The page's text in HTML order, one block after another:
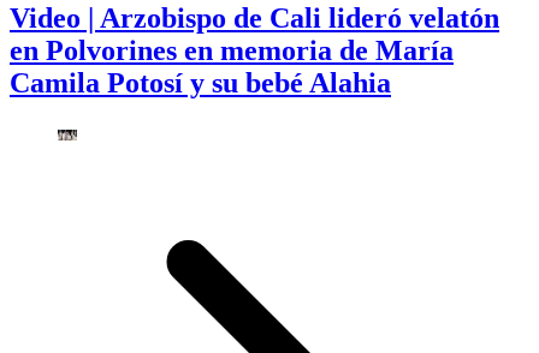
Video | Arzobispo de Cali lideró velatón
en Polvorines en memoria de María
Camila Potosí y su bebé Alahia